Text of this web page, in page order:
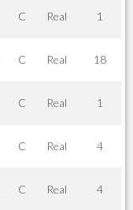
C Real 1
C Real 18
C Real 1
C Real 4
C Real 4